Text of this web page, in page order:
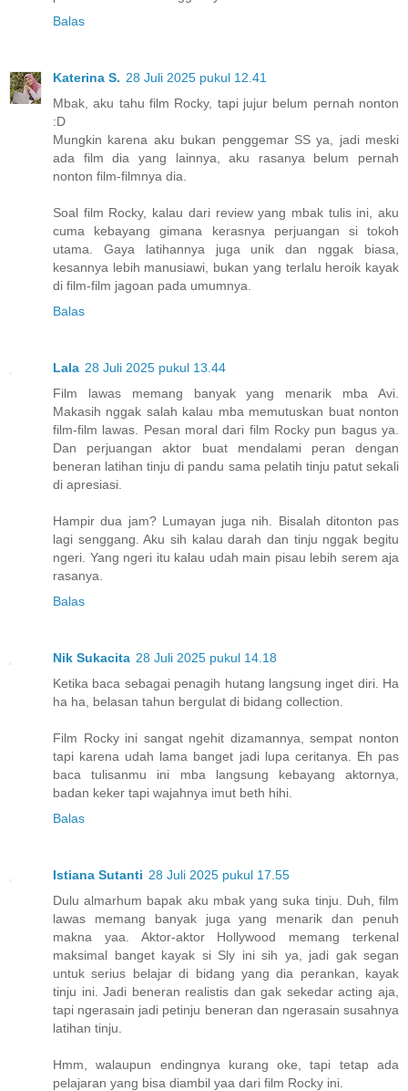
Balas
Katerina S. 28 Juli 2025 pukul 12.41
Mbak, aku tahu film Rocky, tapi jujur belum pernah nonton
:D
Mungkin karena aku bukan penggemar SS ya, jadi meski
ada film dia yang lainnya, aku rasanya belum pernah
nonton film-filmnya dia.
Soal film Rocky, kalau dari review yang mbak tulis ini, aku
cuma kebayang gimana kerasnya perjuangan si tokoh
utama. Gaya latihannya juga unik dan nggak biasa,
kesannya lebih manusiawi, bukan yang terlalu heroik kayak
di film-film jagoan pada umumnya.
Balas
Lala 28 Juli 2025 pukul 13.44
Film lawas memang banyak yang menarik mba Avi.
Makasih nggak salah kalau mba memutuskan buat nonton
film-film lawas. Pesan moral dari film Rocky pun bagus ya.
Dan perjuangan aktor buat mendalami peran dengan
beneran latihan tinju di pandu sama pelatih tinju patut sekali
di apresiasi.
Hampir dua jam? Lumayan juga nih. Bisalah ditonton pas
lagi senggang. Aku sih kalau darah dan tinju nggak begitu
ngeri. Yang ngeri itu kalau udah main pisau lebih serem aja
rasanya.
Balas
Nik Sukacita 28 Juli 2025 pukul 14.18
Ketika baca sebagai penagih hutang langsung inget diri. Ha
ha ha, belasan tahun bergulat di bidang collection.
Film Rocky ini sangat ngehit dizamannya, sempat nonton
tapi karena udah lama banget jadi lupa ceritanya. Eh pas
baca tulisanmu ini mba langsung kebayang aktornya,
badan keker tapi wajahnya imut beth hihi.
Balas
Istiana Sutanti 28 Juli 2025 pukul 17.55
Dulu almarhum bapak aku mbak yang suka tinju. Duh, film
lawas memang banyak juga yang menarik dan penuh
makna yaa. Aktor-aktor Hollywood memang terkenal
maksimal banget kayak si Sly ini sih ya, jadi gak segan
untuk serius belajar di bidang yang dia perankan, kayak
tinju ini. Jadi beneran realistis dan gak sekedar acting aja,
tapi ngerasain jadi petinju beneran dan ngerasain susahnya
latihan tinju.
Hmm, walaupun endingnya kurang oke, tapi tetap ada
pelajaran yang bisa diambil yaa dari film Rocky ini.